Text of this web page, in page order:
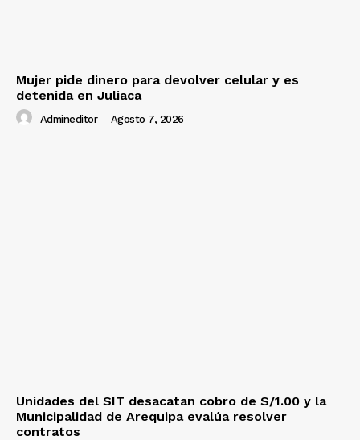
Mujer pide dinero para devolver celular y es
detenida en Juliaca
Admineditor - Agosto 7, 2026
Unidades del SIT desacatan cobro de S/1.00 y la
Municipalidad de Arequipa evalúa resolver
contratos